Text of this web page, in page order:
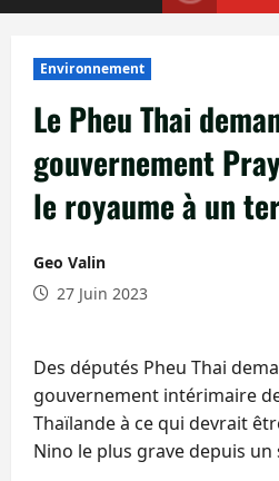
Environnement
Le Pheu Thai
gouvernement
le royaume à un
Geo Valin
27 Juin 2023
Des députés Pheu Thai
gouvernement intérimaire
Thaïlande à ce qui devrait
Nino le plus grave depuis un